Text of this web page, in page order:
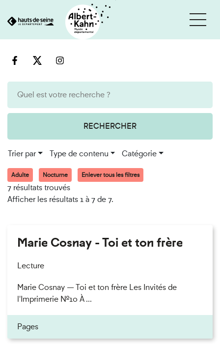
au
RECHERCHER
Trier par Type de contenu Catégorie
Adulte Nocturne Enlever tous les filtres
7 résultats trouvés
Afficher les résultats 1 à 7 de 7.
Marie Cosnay - Toi et ton frère
Lecture
Marie Cosnay — Toi et ton frère Les Invités de
l'Imprimerie n°10 À ...
Pages
Cookies et traceurs utilisés sur ce site